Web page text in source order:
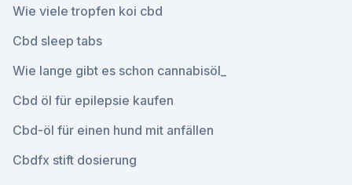
Wie viele tropfen koi cbd
Cbd sleep tabs
Wie lange gibt es schon cannabisöl_
Cbd öl für epilepsie kaufen
Cbd-öl für einen hund mit anfällen
Cbdfx stift dosierung